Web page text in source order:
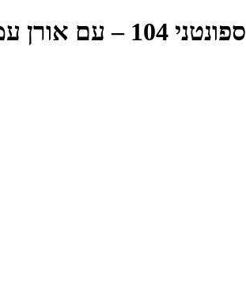
ספונטני 104 – עם אורן עמרם – זה לא נגמר עד שזה לא נגמר